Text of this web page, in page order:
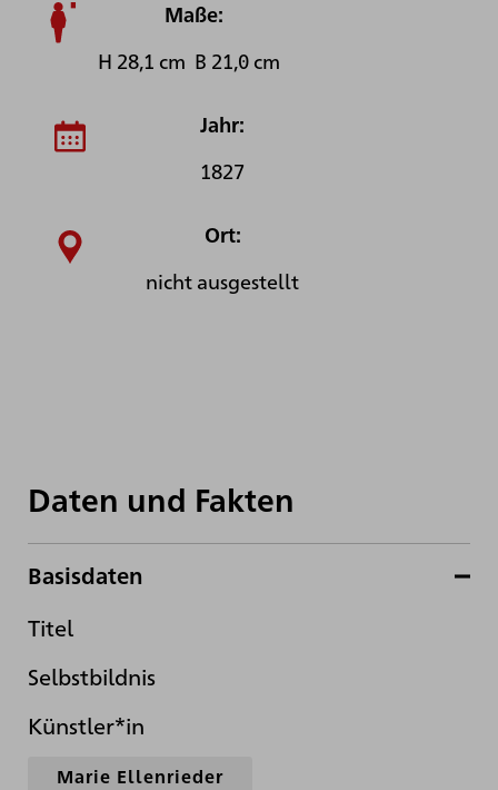
Maße:
H 28,1 cm B 21,0 cm
Jahr:
1827
Ort:
nicht ausgestellt
Daten und Fakten
Basisdaten
Titel
Selbstbildnis
Künstler*in
Marie Ellenrieder